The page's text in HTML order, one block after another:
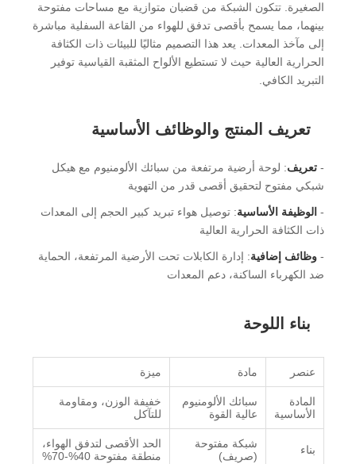
الصغيرة. تتكون الشبكة من قضبان متوازية مع مساحات مفتوحة
بينهما، مما يسمح بأقصى تدفق للهواء من القاعة السفلية مباشرة
إلى مآخذ المعدات. يعد هذا التصميم مثاليًا للبيئات ذات الكثافة
الحرارية العالية حيث لا تستطيع الألواح المثقبة القياسية توفير
التبريد الكافي.
تعريف المنتج والوظائف الأساسية
-تعريف: لوحة أرضية مرتفعة من سبائك الألومنيوم مع هيكل
شبكي مفتوح لتحقيق أقصى قدر من التهوية
- الوظيفة الأساسية: توصيل هواء تبريد كبير الحجم إلى المعدات
ذات الكثافة الحرارية العالية
-وظائف إضافية: إدارة الكابلات تحت الأرضية المرتفعة، الحماية
ضد الكهرباء الساكنة، دعم المعدات
بناء اللوحة
عنصر مادة ميزة
المادة
الأساسية
سبائك الألومنيوم
عالية القوة
خفيفة الوزن، ومقاومة
للتآكل
بناء
شبكة مفتوحة
(صريف)
الحد الأقصى لتدفق الهواء،
منطقة مفتوحة 40%-70%